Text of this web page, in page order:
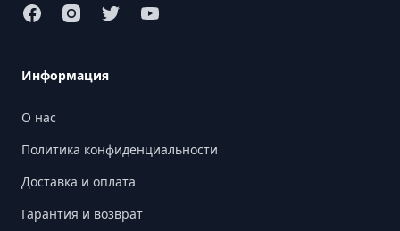
Информация
О нас
Политика конфиденциальности
Доставка и оплата
Гарантия и возврат